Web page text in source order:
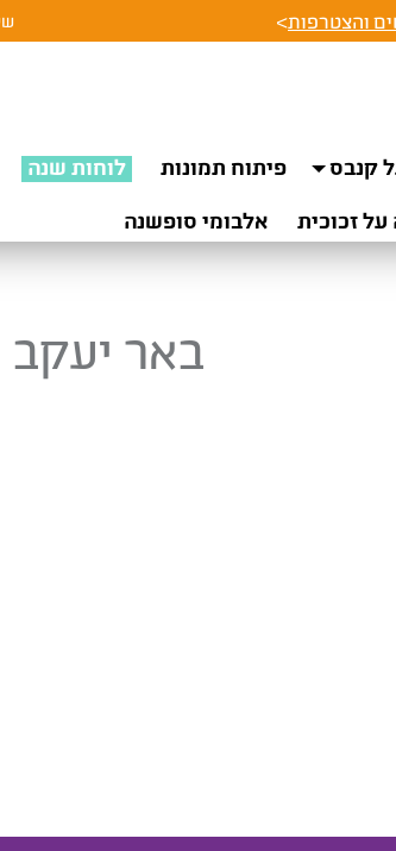
והצטרפות>
קנבס פיתוח תמונות לוחות שנה
זכוכית אלבומי סופשנה
באר יעקב